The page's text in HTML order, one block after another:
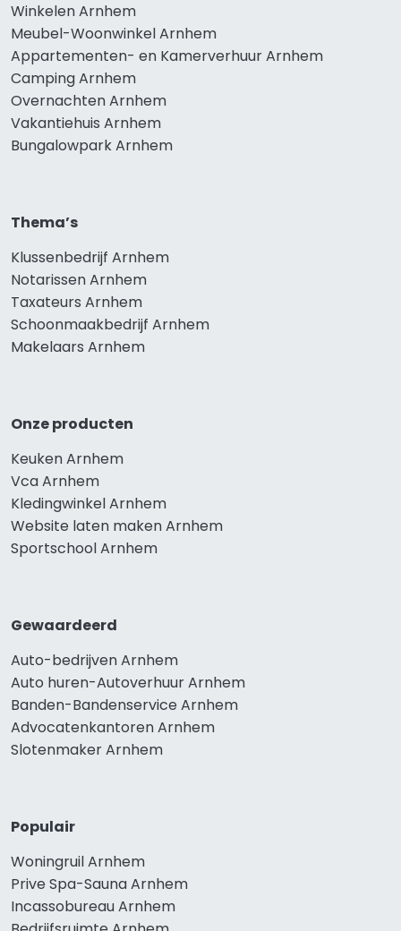
Winkelen Arnhem
Meubel-Woonwinkel Arnhem
Appartementen- en Kamerverhuur Arnhem
Camping Arnhem
Overnachten Arnhem
Vakantiehuis Arnhem
Bungalowpark Arnhem
Thema’s
Klussenbedrijf Arnhem
Notarissen Arnhem
Taxateurs Arnhem
Schoonmaakbedrijf Arnhem
Makelaars Arnhem
Onze producten
Keuken Arnhem
Vca Arnhem
Kledingwinkel Arnhem
Website laten maken Arnhem
Sportschool Arnhem
Gewaardeerd
Auto-bedrijven Arnhem
Auto huren-Autoverhuur Arnhem
Banden-Bandenservice Arnhem
Advocatenkantoren Arnhem
Slotenmaker Arnhem
Populair
Woningruil Arnhem
Prive Spa-Sauna Arnhem
Incassobureau Arnhem